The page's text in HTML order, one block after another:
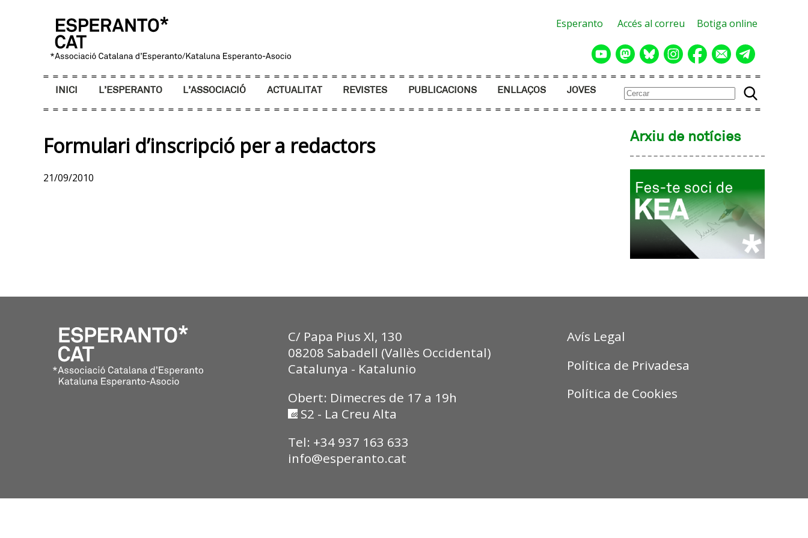
Esperanto Accés al correu Botiga online
INICI L’ESPERANTO L’ASSOCIACIÓ ACTUALITAT REVISTES PUBLICACIONS ENLLAÇOS JOVES
Formulari d’inscripció per a redactors
21/09/2010
Arxiu de notícies
C/ Papa Pius XI, 130
08208 Sabadell (Vallès Occidental)
Catalunya - Katalunio
Obert: Dimecres de 17 a 19h
S2 - La Creu Alta
Tel: +34 937 163 633
info@esperanto.cat
Avís Legal
Política de Privadesa
Política de Cookies